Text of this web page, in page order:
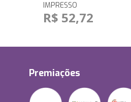
IMPRESSO
R$ 52,72
Premiações